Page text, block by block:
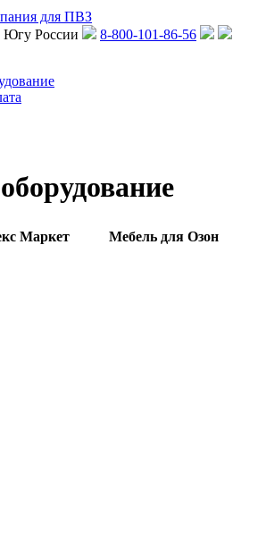
для ПВЗ
Югу России
8-800-101-86-56
Маркет Мебель для Озон